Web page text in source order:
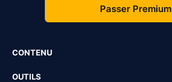
Passer Premium
CONTENU
OUTILS